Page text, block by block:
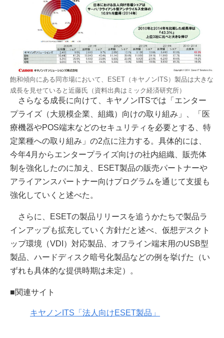
飽和傾向にある同市場において、ESET（キヤノンITS）製品は大きな
成長を見せていると近藤氏（資料出典はミック経済研究所）
さらなる成長に向けて、キヤノンITSでは「エンター
プライズ（大規模企業、組織）向けの取り組み」、「医
療機器やPOS端末などのセキュリティを必要とする、特
定業種への取り組み」の2点に注力する。具体的には、
今年4月からエンタープライズ向けの社内組織、販売体
制を強化したのに加え、ESET製品の販売パートナーや
アライアンスパートナー向けプログラムを通じて支援も
強化していくと述べた。
さらに、ESETの製品リリースを追うかたちで製品ラ
インアップも拡充していく方針だと述べ、仮想デスクト
ップ環境（VDI）対応製品、オフライン端末用のUSB型
製品、ハードディスク暗号化製品などの例を挙げた（い
ずれも具体的な提供時期は未定）。
■関連サイト
キヤノンITS「法人向けESET製品」